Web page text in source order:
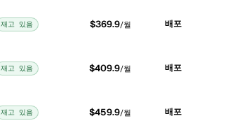
재고 있음 $369.9/월 배포
재고 있음 $409.9/월 배포
재고 있음 $459.9/월 배포